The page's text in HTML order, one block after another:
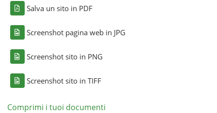
Salva un sito in PDF
Screenshot pagina web in JPG
Screenshot sito in PNG
Screenshot sito in TIFF
Comprimi i tuoi documenti